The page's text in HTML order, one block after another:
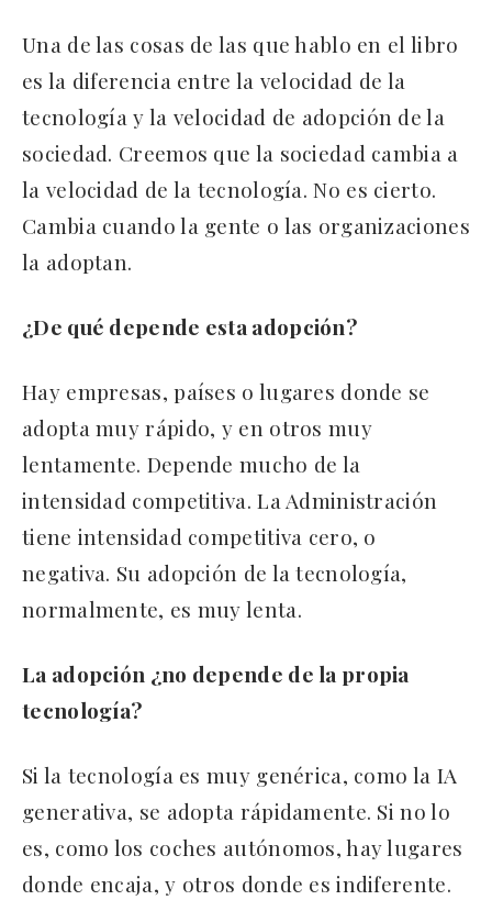
Una de las cosas de las que hablo en el libro
es la diferencia entre la velocidad de la
tecnología y la velocidad de adopción de la
sociedad. Creemos que la sociedad cambia a
la velocidad de la tecnología. No es cierto.
Cambia cuando la gente o las organizaciones
la adoptan.
¿De qué depende esta adopción?
Hay empresas, países o lugares donde se
adopta muy rápido, y en otros muy
lentamente. Depende mucho de la
intensidad competitiva. La Administración
tiene intensidad competitiva cero, o
negativa. Su adopción de la tecnología,
normalmente, es muy lenta.
La adopción ¿no depende de la propia
tecnología?
Si la tecnología es muy genérica, como la IA
generativa, se adopta rápidamente. Si no lo
es, como los coches autónomos, hay lugares
donde encaja, y otros donde es indiferente.